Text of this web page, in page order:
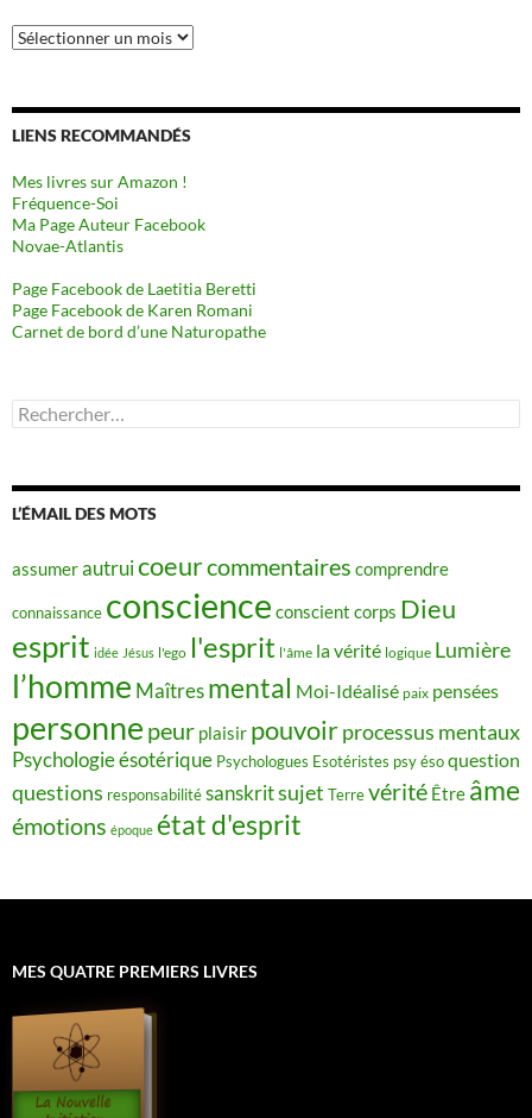
Archives
LIENS RECOMMANDÉS
Mes livres sur Amazon !
Fréquence-Soi
Ma Page Auteur Facebook
Novae-Atlantis
Page Facebook de Laetitia Beretti
Page Facebook de Karen Romani
Carnet de bord d’une Naturopathe
Rechercher :
L’ÉMAIL DES MOTS
assumerautruicoeurcommentaires comprendre
connaissance conscience conscient corps Dieu
esprit idée Jésus l'ego l'esprit l'âme la vérité logique Lumière
l’homme Maîtres mental Moi-Idéalisé paix pensées
personne peur plaisir pouvoirprocessus mentaux
Psychologie ésotérique Psychologues Esotéristes psy ésoquestion
questions responsabilitésanskritsujet Terrevérité Être âme
émotions époque état d'esprit
MES QUATRE PREMIERS LIVRES